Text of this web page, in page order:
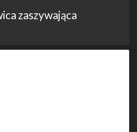
zaszywająca